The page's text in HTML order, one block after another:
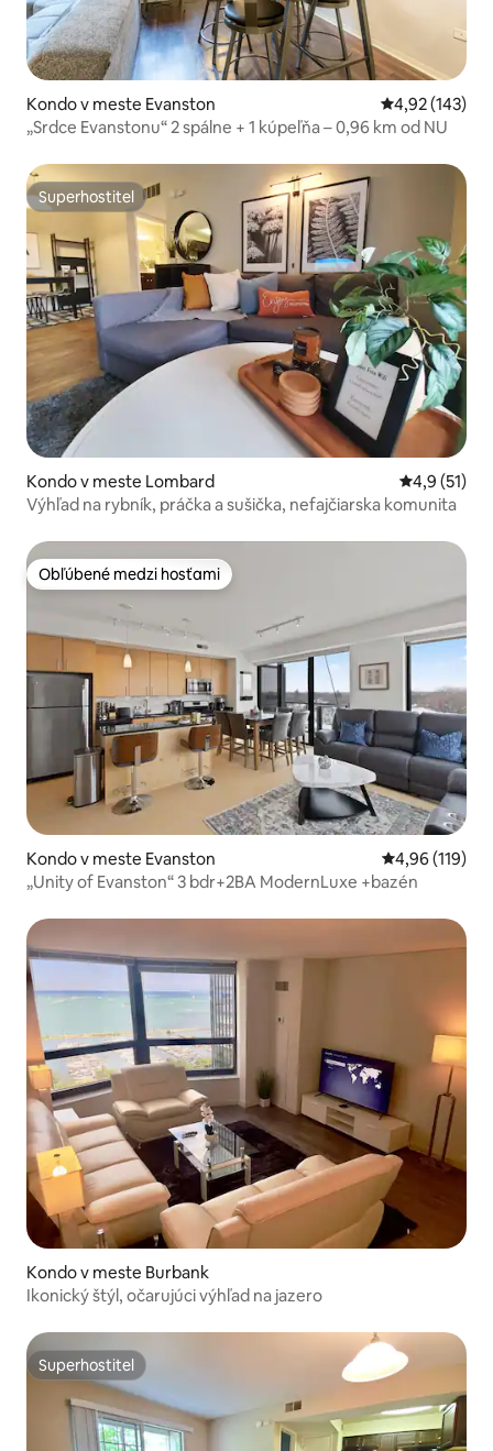
Kondo v meste Evanston Priemerné
4,92 (143)
„Srdce Evanstonu“ 2 spálne + 1 kúpeľňa – 0,96 km od NU
Superhostiteľ
Superhostiteľ
Kondo v meste Lombard Priemerné
4,9 (51)
Výhľad na rybník, práčka a sušička, nefajčiarska komunita
Obľúbené medzi hosťami
Obľúbené medzi hosťami
Kondo v meste Evanston Priemerné
4,96 (119)
„Unity of Evanston“ 3 bdr+2BA ModernLuxe +bazén
Kondo v meste Burbank
Ikonický štýl, očarujúci výhľad na jazero
Superhostiteľ
Superhostiteľ